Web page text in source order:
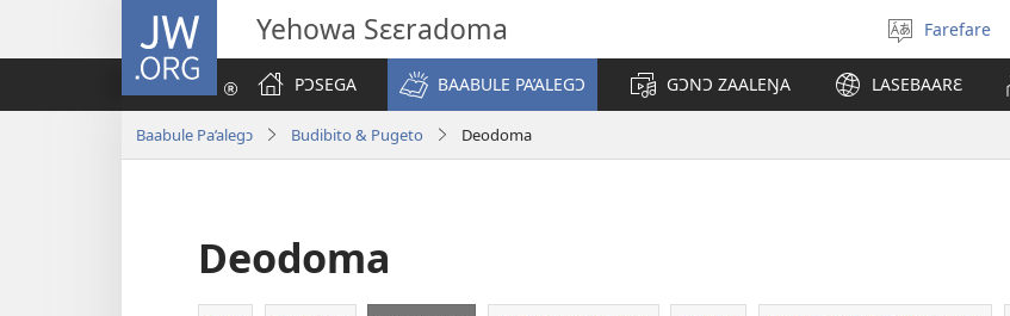
JW.ORG Yehowa Sɛɛradoma
Loe
Yetɔɣum
Farefare
PƆSEGA
BAABULE PA’ALEGƆ GƆNƆ ZAALEŊA LASEBAARƐ
Baabule Pa’alegɔ Budibito & Pugeto Deodoma
Deodoma